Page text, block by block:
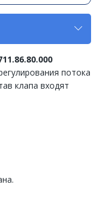
потока
клапа входят